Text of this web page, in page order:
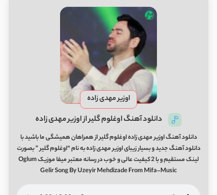
اوزیر مهدی زاده
دانلود آهنگ اوغلوم گلیر از اوزیر مهدی زاده
دانلود آهنگ اوزیر مهدی زاده اوغلوم گلیر از همراهان همیشگی ما باشید با
دانلود آهنگ جدید و بسیار زیبای اوزیر مهدی زاده به نام “اوغلوم گلیر ” بصورت
لینک مستقیم و با 2 کیفیت عالی و خوب در رسانه معتبر میفا موزیک Oglum
Gelir Song By Uzeyir Mehdizade From Mifa-Music